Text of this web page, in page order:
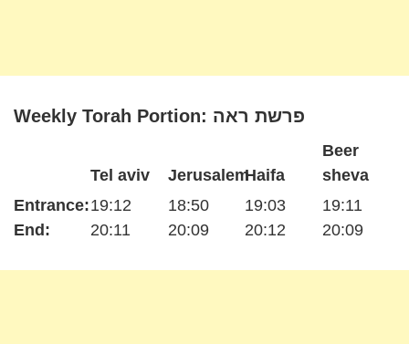
Weekly Torah Portion: פרשת ראה
Entrance:
End:
Tel aviv
19:12
20:11
Jerusalem
18:50
20:09
Haifa
19:03
20:12
Beer
sheva
19:11
20:09